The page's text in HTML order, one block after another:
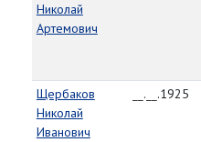
Николай
Артемович
Щербаков
Николай
Иванович
__.__.1925